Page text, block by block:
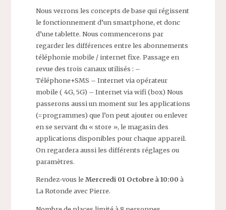
Nous verrons les concepts de base qui régissent
le fonctionnement d’un smartphone, et donc
d’une tablette. Nous commencerons par
regarder les différences entre les abonnements
téléphonie mobile / internet fixe. Passage en
revue des trois canaux utilisés : –
Téléphone+SMS – Internet via opérateur
mobile ( 4G, 5G) – Internet via wifi (box) Nous
passerons aussi un moment sur les applications
(=programmes) que l’on peut ajouter ou enlever
en se servant du « store », le magasin des
applications disponibles pour chaque appareil.
On regardera aussi les différents réglages ou
paramètres.
Rendez-vous le Mercredi 01 Octobre à 10:00 à
La Rotonde avec Pierre.